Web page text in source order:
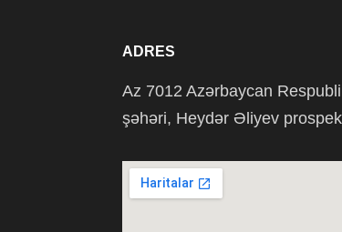
ADRES
Az 7012 Azərbaycan
şəhəri, Heydər Əliyev